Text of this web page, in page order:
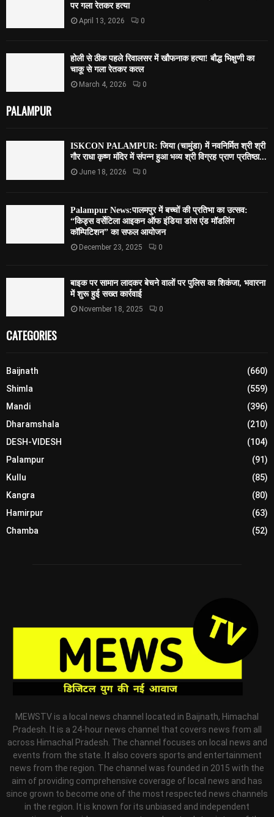
पर गला रेतकर हत्या
April 13, 2026 0
होली से ठीक पहले रिवालसर में खौफनाक हत्या! बौद्ध भिक्षुणी का
चाकू से गला रेतकर कत्ल
March 4, 2026 0
PALAMPUR
ISKCON PALAMPUR: जिया (चामुंडा) में नवनिर्मित श्री श्री
गौर राधा कृष्ण मंदिर में संपन्न हुआ भव्य श्री विग्रह प्राण प्रतिष्ठा...
June 18, 2026 0
Palampur News:पालमपुर में बच्चों की प्रतिभा का उत्सव:
“किड्स वर्सेटिला आइकन ऑफ इंडिया डांस एंड मॉडलिंग
कॉम्पिटिशन” का सफल आयोजन
December 23, 2025 0
बाइक पर सामान लादकर बेचने वालों पर पुलिस का शिकंजा, भवारना
में शुरू हुई सख्त कार्रवाई
November 18, 2025 0
CATEGORIES
Baijnath
(660)
Shimla
(559)
Mandi
(396)
Dharamshala
(210)
DESH-VIDESH
(104)
Palampur
(91)
Kullu
(85)
Kangra
(80)
Hamirpur
(63)
Chamba
(52)
MEWSTV is a local news channel located in Baijnath, Himachal
Pradesh. It is a 24-hour news channel that covers news from all
across Himachal Pradesh. The channel focuses on local news and
events from the state. It also covers sports and entertainment
news from the region. The channel was founded in 2015 with the
aim of providing comprehensive coverage of local news and has
since grown to become one of the most respected news channels
in the region. It is known for its unbiased and independent